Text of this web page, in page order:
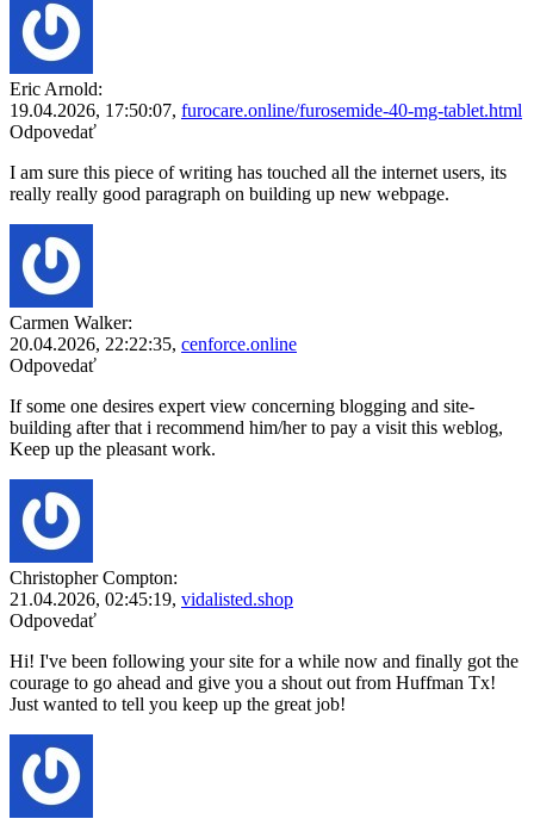
Eric Arnold:
19.04.2026, 17:50:07, furocare.online/furosemide-40-mg-tablet.html
Odpovedať
I am sure this piece of writing has touched all the internet users, its
really really good paragraph on building up new webpage.
Carmen Walker:
20.04.2026, 22:22:35, cenforce.online
Odpovedať
If some one desires expert view concerning blogging and site-
building after that i recommend him/her to pay a visit this weblog,
Keep up the pleasant work.
Christopher Compton:
21.04.2026, 02:45:19, vidalisted.shop
Odpovedať
Hi! I've been following your site for a while now and finally got the
courage to go ahead and give you a shout out from Huffman Tx!
Just wanted to tell you keep up the great job!